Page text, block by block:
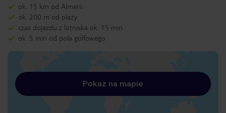
ok. 15 km od Almerii
ok. 200 m od plaży
czas dojazdu z lotniska ok. 15 min
ok. 5 min od pola golfowego
Pokaż na mapie